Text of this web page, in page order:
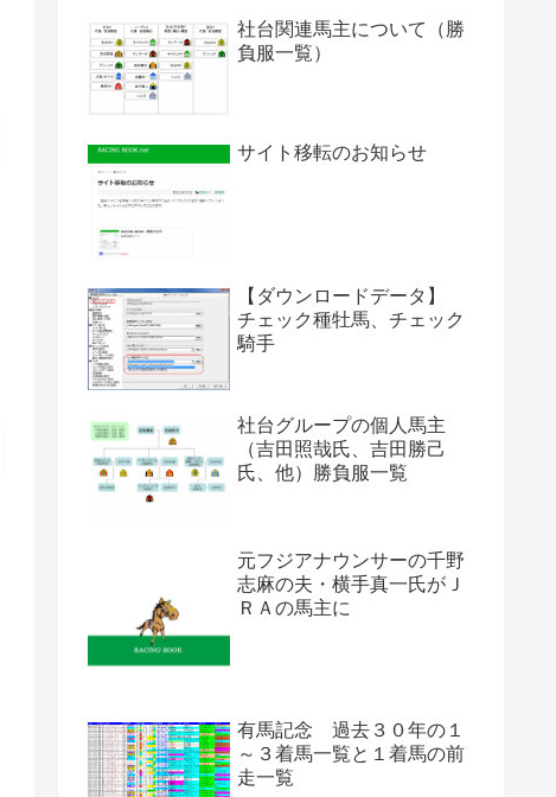
社台関連馬主について（勝
負服一覧）
サイト移転のお知らせ
【ダウンロードデータ】
チェック種牡馬、チェック
騎手
社台グループの個人馬主
（吉田照哉氏、吉田勝己
氏、他）勝負服一覧
元フジアナウンサーの千野
志麻の夫・横手真一氏がＪ
ＲＡの馬主に
有馬記念 過去３０年の１
～３着馬一覧と１着馬の前
走一覧